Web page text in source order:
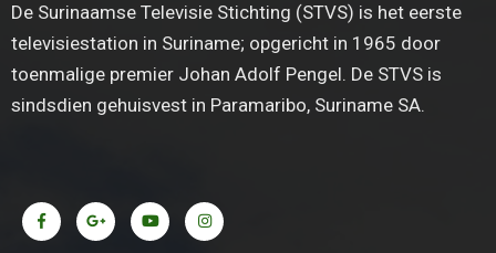
De Surinaamse Televisie Stichting (STVS) is het eerste
televisiestation in Suriname; opgericht in 1965 door
toenmalige premier Johan Adolf Pengel. De STVS is
sindsdien gehuisvest in Paramaribo, Suriname SA.